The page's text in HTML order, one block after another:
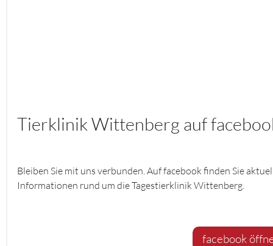
Tierklinik Wittenberg auf
Bleiben Sie mit uns verbunden. Auf facebook finden Sie
Informationen rund um die Tagestierklinik Wittenberg.
facebook